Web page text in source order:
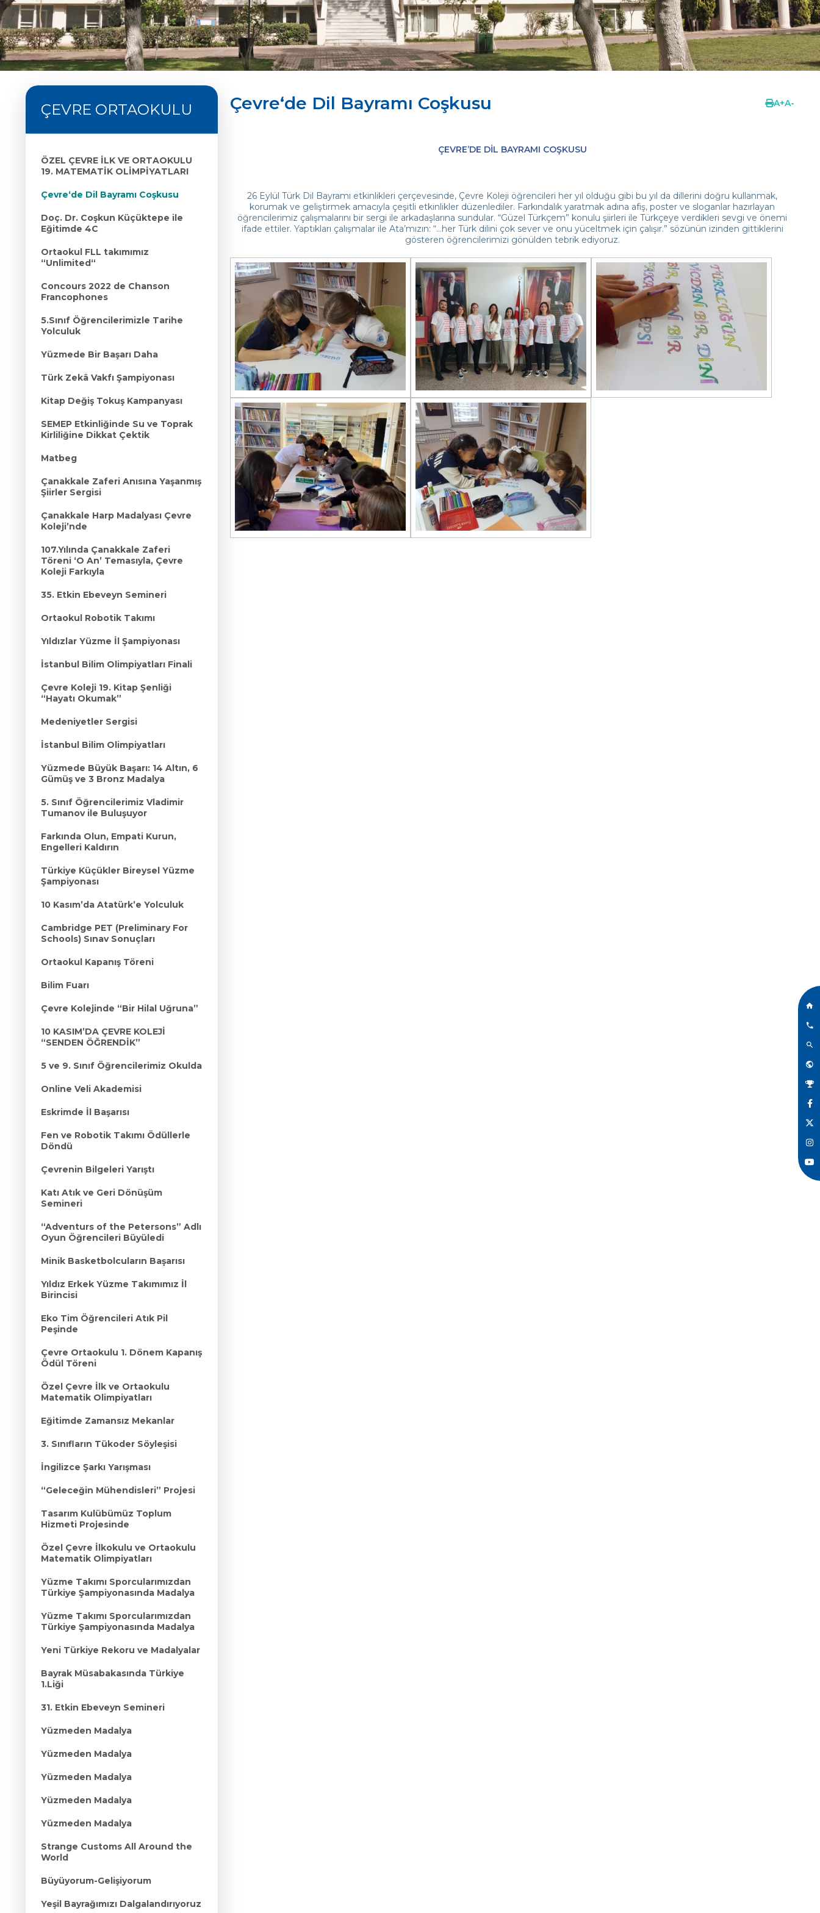
ÇEVRE ORTAOKULU
ÖZEL ÇEVRE İLK VE ORTAOKULU
19. MATEMATİK OLİMPİYATLARI
Çevre‘de Dil Bayramı Coşkusu
Doç. Dr. Coşkun Küçüktepe ile
Eğitimde 4C
Ortaokul FLL takımımız
“Unlimited“
Concours 2022 de Chanson
Francophones
5.Sınıf Öğrencilerimizle Tarihe
Yolculuk
Yüzmede Bir Başarı Daha
Türk Zekâ Vakfı Şampiyonası
Kitap Değiş Tokuş Kampanyası
SEMEP Etkinliğinde Su ve Toprak
Kirliliğine Dikkat Çektik
Matbeg
Çanakkale Zaferi Anısına Yaşanmış
Şiirler Sergisi
Çanakkale Harp Madalyası Çevre
Koleji’nde
107.Yılında Çanakkale Zaferi
Töreni ‘O An’ Temasıyla, Çevre
Koleji Farkıyla
35. Etkin Ebeveyn Semineri
Ortaokul Robotik Takımı
Yıldızlar Yüzme İl Şampiyonası
İstanbul Bilim Olimpiyatları Finali
Çevre Koleji 19. Kitap Şenliği
“Hayatı Okumak”
Medeniyetler Sergisi
İstanbul Bilim Olimpiyatları
Yüzmede Büyük Başarı: 14 Altın, 6
Gümüş ve 3 Bronz Madalya
5. Sınıf Öğrencilerimiz Vladimir
Tumanov ile Buluşuyor
Farkında Olun, Empati Kurun,
Engelleri Kaldırın
Türkiye Küçükler Bireysel Yüzme
Şampiyonası
10 Kasım’da Atatürk’e Yolculuk
Cambridge PET (Preliminary For
Schools) Sınav Sonuçları
Ortaokul Kapanış Töreni
Bilim Fuarı
Çevre Kolejinde “Bir Hilal Uğruna”
10 KASIM’DA ÇEVRE KOLEJİ
“SENDEN ÖĞRENDİK”
5 ve 9. Sınıf Öğrencilerimiz Okulda
Online Veli Akademisi
Eskrimde İl Başarısı
Fen ve Robotik Takımı Ödüllerle
Döndü
Çevrenin Bilgeleri Yarıştı
Katı Atık ve Geri Dönüşüm
Semineri
“Adventurs of the Petersons” Adlı
Oyun Öğrencileri Büyüledi
Minik Basketbolcuların Başarısı
Yıldız Erkek Yüzme Takımımız İl
Birincisi
Eko Tim Öğrencileri Atık Pil
Peşinde
Çevre Ortaokulu 1. Dönem Kapanış
Ödül Töreni
Özel Çevre İlk ve Ortaokulu
Matematik Olimpiyatları
Eğitimde Zamansız Mekanlar
3. Sınıfların Tükoder Söyleşisi
İngilizce Şarkı Yarışması
“Geleceğin Mühendisleri” Projesi
Tasarım Kulübümüz Toplum
Hizmeti Projesinde
Özel Çevre İlkokulu ve Ortaokulu
Matematik Olimpiyatları
Yüzme Takımı Sporcularımızdan
Türkiye Şampiyonasında Madalya
Yüzme Takımı Sporcularımızdan
Türkiye Şampiyonasında Madalya
Yeni Türkiye Rekoru ve Madalyalar
Bayrak Müsabakasında Türkiye
1.Liği
31. Etkin Ebeveyn Semineri
Yüzmeden Madalya
Yüzmeden Madalya
Yüzmeden Madalya
Yüzmeden Madalya
Yüzmeden Madalya
Strange Customs All Around the
World
Büyüyorum-Gelişiyorum
Yeşil Bayrağımızı Dalgalandırıyoruz
Çevre‘de Dil Bayramı Coşkusu A+A-
ÇEVRE’DE DİL BAYRAMI COŞKUSU
26 Eylül Türk Dil Bayramı etkinlikleri çerçevesinde, Çevre Koleji öğrencileri her yıl olduğu gibi bu yıl da dillerini doğru kullanmak,
korumak ve geliştirmek amacıyla çeşitli etkinlikler düzenlediler. Farkındalık yaratmak adına afiş, poster ve sloganlar hazırlayan
öğrencilerimiz çalışmalarını bir sergi ile arkadaşlarına sundular. “Güzel Türkçem” konulu şiirleri ile Türkçeye verdikleri sevgi ve önemi
ifade ettiler. Yaptıkları çalışmalar ile Ata’mızın: “…her Türk dilini çok sever ve onu yüceltmek için çalışır.” sözünün izinden gittiklerini
gösteren öğrencilerimizi gönülden tebrik ediyoruz.